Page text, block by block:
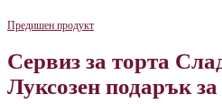
Предишен продукт
Сервиз за торта
Луксозен подарък